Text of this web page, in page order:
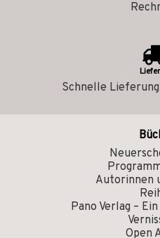
Schnelle
Autorinnen
Pano Verlag –
Open